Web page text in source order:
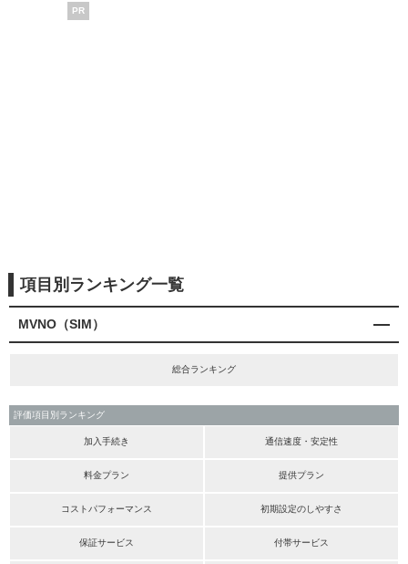
PR
項目別ランキング一覧
MVNO（SIM）
総合ランキング
評価項目別ランキング
加入手続き 通信速度・安定性
料金プラン 提供プラン
コストパフォーマンス 初期設定のしやすさ
保証サービス 付帯サービス